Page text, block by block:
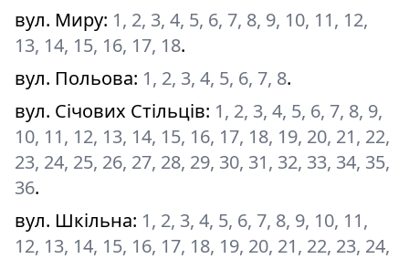
вул. Миру: 1, 2, 3, 4, 5, 6, 7, 8, 9, 10, 11, 12,
13, 14, 15, 16, 17, 18.
вул. Польова: 1, 2, 3, 4, 5, 6, 7, 8.
вул. Січових Стільців: 1, 2, 3, 4, 5, 6, 7, 8, 9,
10, 11, 12, 13, 14, 15, 16, 17, 18, 19, 20, 21, 22,
23, 24, 25, 26, 27, 28, 29, 30, 31, 32, 33, 34, 35,
36.
вул. Шкільна: 1, 2, 3, 4, 5, 6, 7, 8, 9, 10, 11,
12, 13, 14, 15, 16, 17, 18, 19, 20, 21, 22, 23, 24,